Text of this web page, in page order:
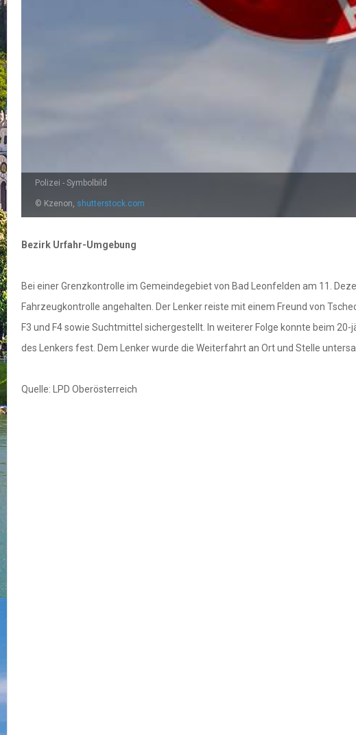
Polizei - Symbolbild
© Kzenon, shutterstock.com
Bezirk Urfahr-Umgebung
Bei einer Grenzkontrolle im Gemeindegebiet von Bad Leonfelden am 11.
Fahrzeugkontrolle angehalten. Der Lenker reiste mit einem Freund von
F3 und F4 sowie Suchtmittel sichergestellt. In weiterer Folge konnte beim
des Lenkers fest. Dem Lenker wurde die Weiterfahrt an Ort und Stelle
Quelle: LPD Oberösterreich